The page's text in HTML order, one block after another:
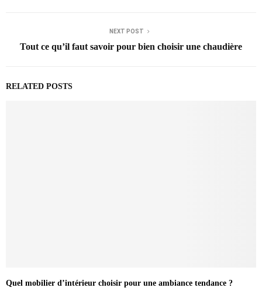
NEXT POST
Tout ce qu’il faut savoir pour bien choisir une chaudière
RELATED POSTS
Quel mobilier d’intérieur choisir pour une ambiance tendance ?